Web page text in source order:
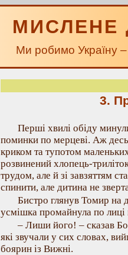
МИСЛЕНЕ
Ми робимо Україну –
3.
Перші хвилі обіду
поминки по мерцеві. Аж десь
криком та тупотом
розвинений хлопець-
трудом, але й зі завзяттям
спинити, але дитина не
Бистро глянув Томир на
усмішка промайнула по
– Лиши його! – сказав
які звучали у сих словах,
боярин із Вижні.